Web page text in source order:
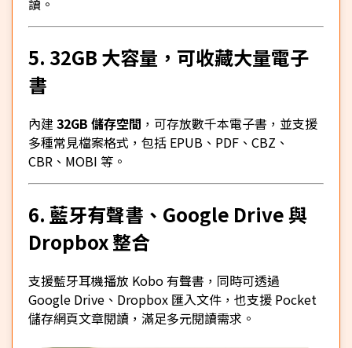
讀。
5. 32GB 大容量，可收藏大量電子
書
內建32GB 儲存空間 ，可存放數千本電子書，並支援
多種常見檔案格式，包括 EPUB、PDF、CBZ、
CBR、MOBI 等。
6. 藍牙有聲書、Google Drive 與
Dropbox 整合
支援藍牙耳機播放 Kobo 有聲書，同時可透過
Google Drive、Dropbox 匯入文件，也支援 Pocket
儲存網頁文章閱讀，滿足多元閱讀需求。